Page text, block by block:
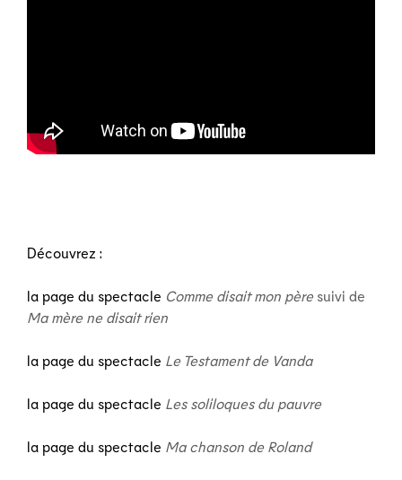
Découvrez :
la page du spectacle Comme disait mon père suivi de
Ma mère ne disait rien
la page du spectacle Le Testament de Vanda
la page du spectacle Les soliloques du pauvre
la page du spectacle Ma chanson de Roland